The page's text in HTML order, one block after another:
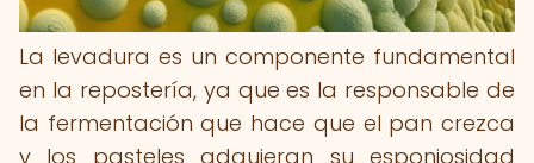
La levadura es un componente fundamental
en la repostería, ya que es la responsable de
la fermentación que hace que el pan crezca
y los pasteles adquieran su esponjosidad